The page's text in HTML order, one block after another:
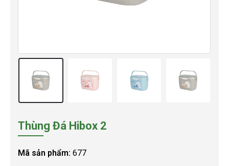
Thùng Đá Hibox 2
Mã sản phẩm: 677